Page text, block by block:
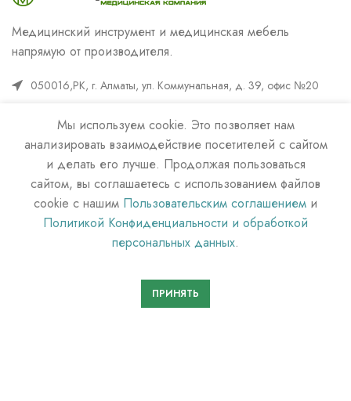
Медицинский инструмент и медицинская мебель
напрямую от производителя.
050016,РК, г. Алматы, ул. Коммунальная, д. 39, офис №20
Whats up : +7 (701) 098 79 04
Whats up : +7 (702) 204 94 09
mail: info-kz@med-continent.kz
Поиск
Мы используем cookie. Это позволяет нам
анализировать взаимодействие посетителей с сайтом
и делать его лучше. Продолжая пользоваться
сайтом, вы соглашаетесь с использованием файлов
cookie с нашим Пользовательским соглашением и
Политикой Конфиденциальности и обработкой
персональных данных.
ПРИНЯТЬ